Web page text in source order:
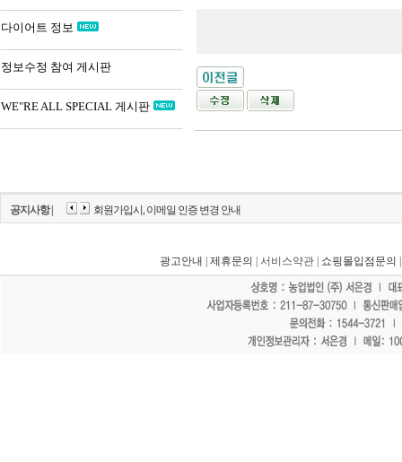
다이어트 정보
정보수정 참여 게시판
WE"RE ALL SPECIAL 게시판
공지사항 | 회원가입시, 이메일 인증 변경 안내
광고안내 제휴문의 | 서비스약관 | 쇼핑몰입점문의
"홈페이지 모든 게시물에